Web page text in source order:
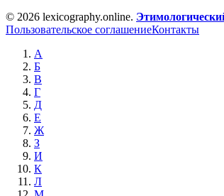
© 2026 lexicography.online.
Пользовательское соглашениеКонтакты
А
Б
В
Г
Д
Е
Ж
З
И
К
Л